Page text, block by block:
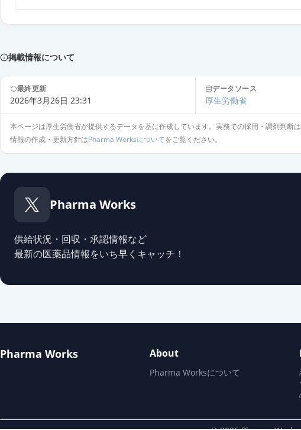
掲載情報について
最終更新
2026年3月26日 23:31
データソース
厚生労働省
本ページは厚生労働省が提供するデータを基に作成しています。実務での採用・調剤判断
情報の作成・更新方針はPharma Worksについてをご覧ください。
Pharma Works
供給状況・回収・承認情報など
最新の医薬品情報をいち早くキャッチ！
Pharma Works About
Pharma Worksについて